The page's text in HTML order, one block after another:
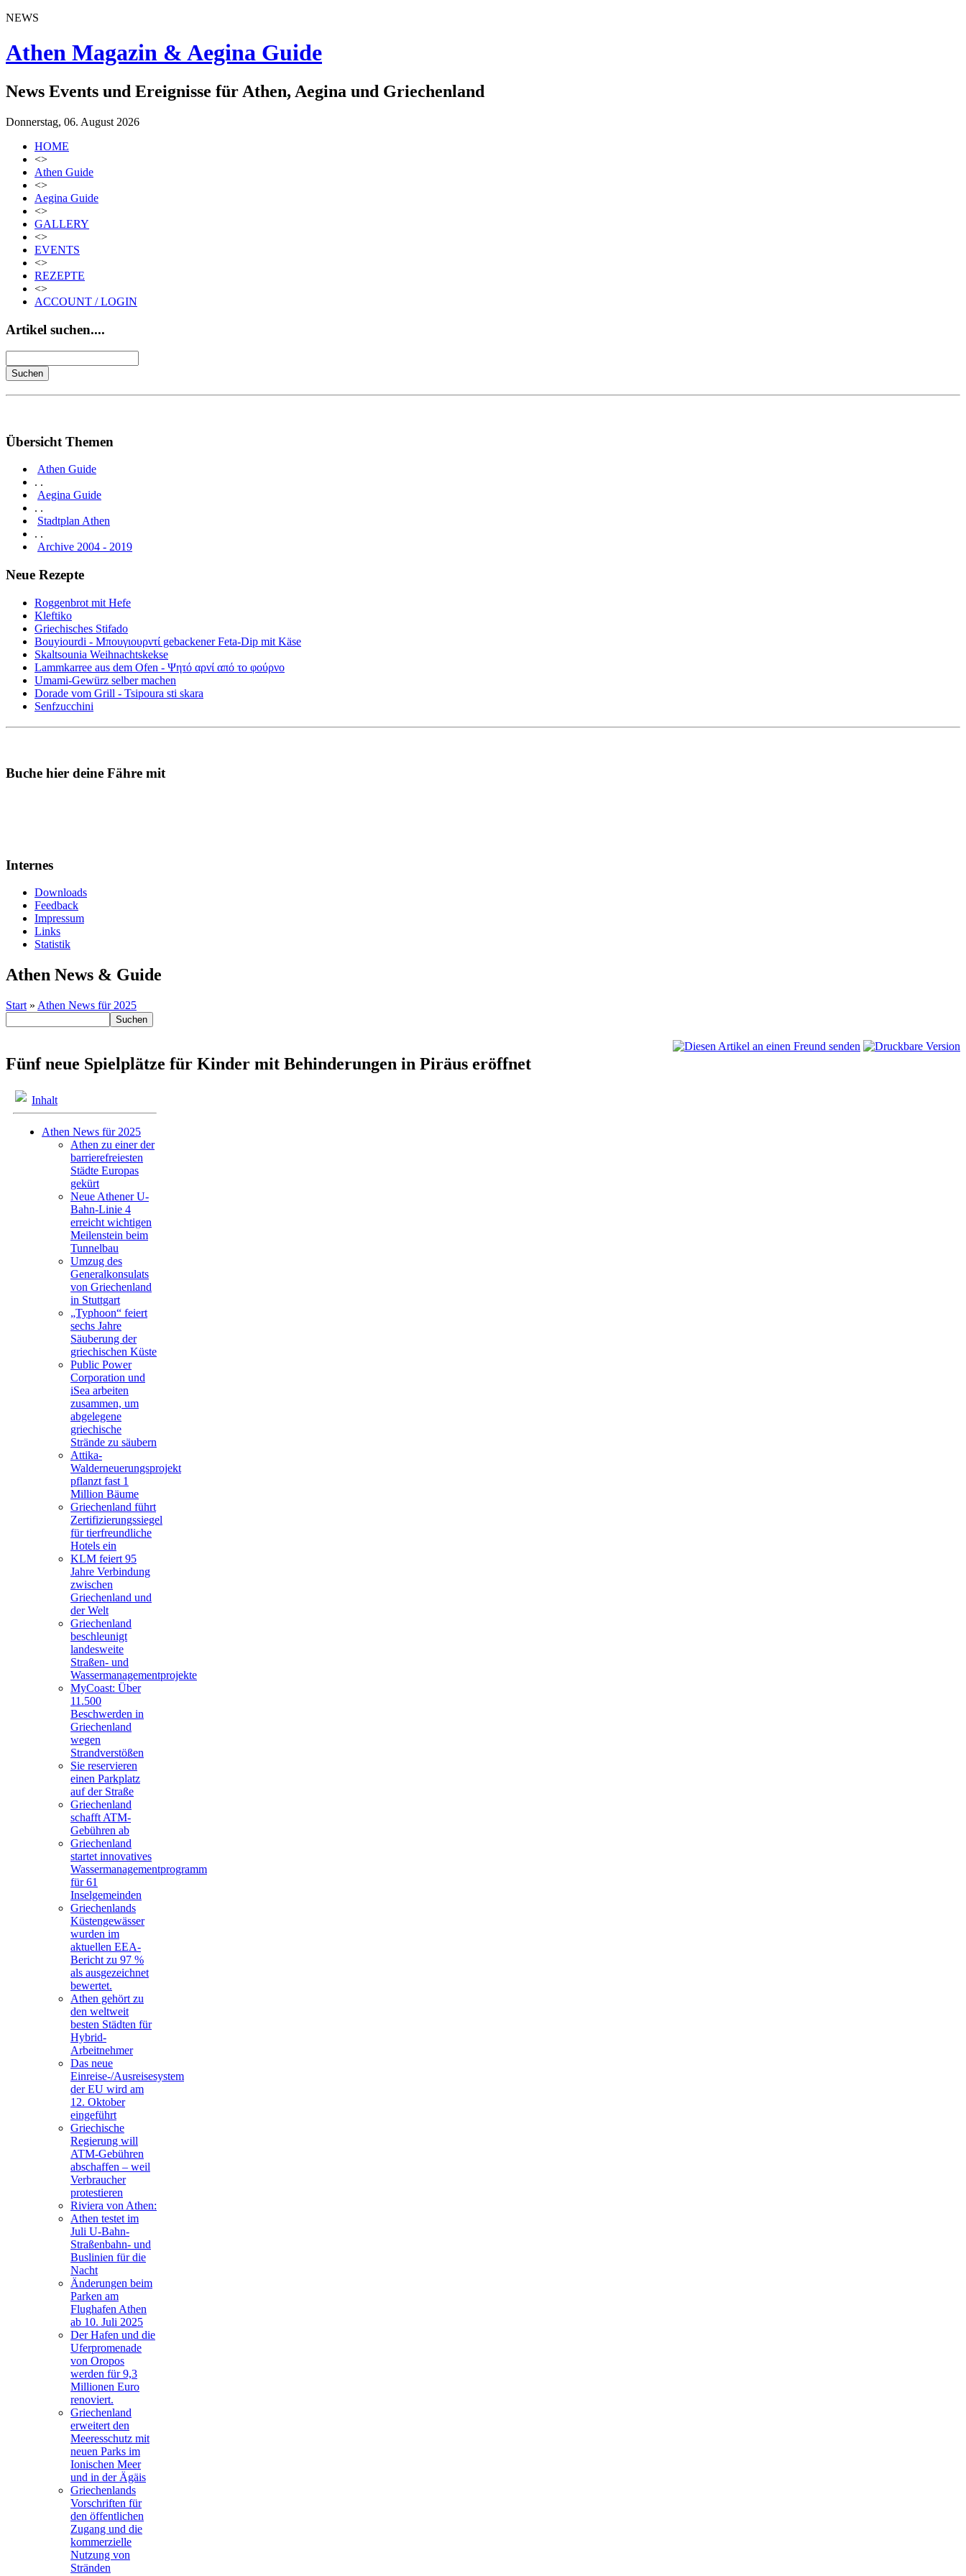
NEWS
Athen Magazin & Aegina Guide
News Events und Ereignisse für Athen, Aegina und Griechenland
Donnerstag, 06. August 2026
HOME
<>
Athen Guide
<>
Aegina Guide
<>
GALLERY
<>
EVENTS
<>
REZEPTE
<>
ACCOUNT / LOGIN
Artikel suchen....
Übersicht Themen
Athen Guide
. .
Aegina Guide
. .
Stadtplan Athen
. .
Archive 2004 - 2019
Neue Rezepte
Roggenbrot mit Hefe
Kleftiko
Griechisches Stifado
Bouyiourdi - Μπουγιουρντί gebackener Feta-Dip mit Käse
Skaltsounia Weihnachtskekse
Lammkarree aus dem Ofen - Ψητό αρνί από το φούρνο
Umami-Gewürz selber machen
Dorade vom Grill - Tsipoura sti skara
Senfzucchini
Buche hier deine Fähre mit
Internes
Downloads
Feedback
Impressum
Links
Statistik
Athen News & Guide
Start » Athen News für 2025
Fünf neue Spielplätze für Kinder mit Behinderungen in Piräus eröffnet
Inhalt
Athen News für 2025
Athen zu einer der
barrierefreiesten
Städte Europas
gekürt
Neue Athener U-
Bahn-Linie 4
erreicht wichtigen
Meilenstein beim
Tunnelbau
Umzug des
Generalkonsulats
von Griechenland
in Stuttgart
„Typhoon“ feiert
sechs Jahre
Säuberung der
griechischen Küste
Public Power
Corporation und
iSea arbeiten
zusammen, um
abgelegene
griechische
Strände zu säubern
Attika-
Walderneuerungsprojekt
pflanzt fast 1
Million Bäume
Griechenland führt
Zertifizierungssiegel
für tierfreundliche
Hotels ein
KLM feiert 95
Jahre Verbindung
zwischen
Griechenland und
der Welt
Griechenland
beschleunigt
landesweite
Straßen- und
Wassermanagementprojekte
MyCoast: Über
11.500
Beschwerden in
Griechenland
wegen
Strandverstößen
Sie reservieren
einen Parkplatz
auf der Straße
Griechenland
schafft ATM-
Gebühren ab
Griechenland
startet innovatives
Wassermanagementprogramm
für 61
Inselgemeinden
Griechenlands
Küstengewässer
wurden im
aktuellen EEA-
Bericht zu 97 %
als ausgezeichnet
bewertet.
Athen gehört zu
den weltweit
besten Städten für
Hybrid-
Arbeitnehmer
Das neue
Einreise-/Ausreisesystem
der EU wird am
12. Oktober
eingeführt
Griechische
Regierung will
ATM-Gebühren
abschaffen – weil
Verbraucher
protestieren
Riviera von Athen:
Athen testet im
Juli U-Bahn-
Straßenbahn- und
Buslinien für die
Nacht
Änderungen beim
Parken am
Flughafen Athen
ab 10. Juli 2025
Der Hafen und die
Uferpromenade
von Oropos
werden für 9,3
Millionen Euro
renoviert.
Griechenland
erweitert den
Meeresschutz mit
neuen Parks im
Ionischen Meer
und in der Ägäis
Griechenlands
Vorschriften für
den öffentlichen
Zugang und die
kommerzielle
Nutzung von
Stränden